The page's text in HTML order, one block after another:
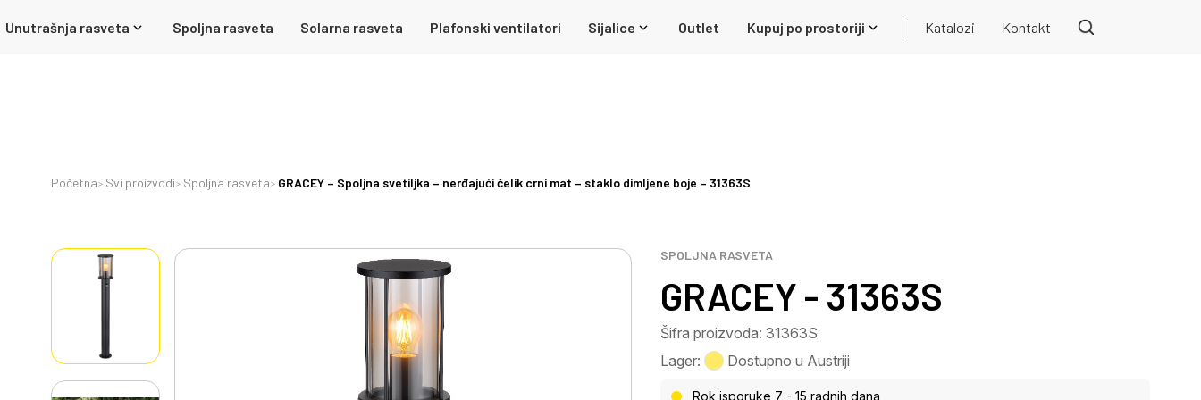
Unutrašnja rasveta Spoljna rasveta Solarna rasveta Plafonski ventilatori Sijalice Outlet Kupuj po prostoriji Katalozi Kontakt
Početna Svi proizvodi Spoljna rasveta GRACEY – Spoljna svetiljka – nerđajući čelik crni mat – staklo dimljene boje – 31363S
SPOLJNA RASVETA
GRACEY - 31363S
Šifra proizvoda: 31363S
Lager:
Dostupno u Austriji
Rok isporuke 7 - 15 radnih dana